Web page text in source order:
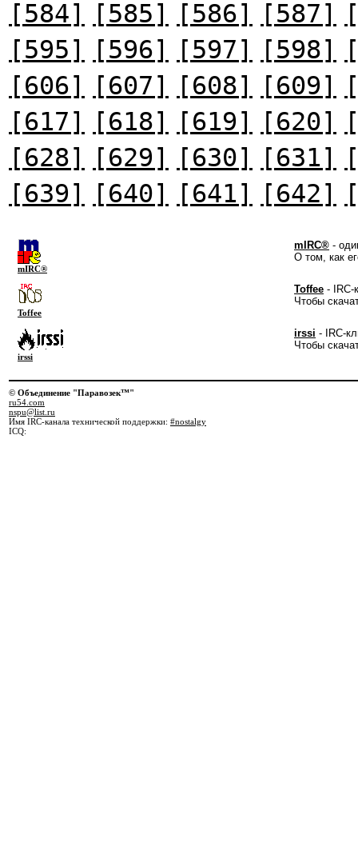
[584] [585] [586] [587]
[595]
[596] [597] [598]
[606]
[607] [608] [609]
[617]
[618] [619] [620]
[628]
[629] [630] [631]
[639]
[640] [641] [642]
mIRC®
mIRC® -
О том, как
Toffee
Toffee - IRC-
Чтобы
irssi
irssi - IRC-
Чтобы
© Объединение "Паравозек™"
ru54.com
nspu@list.ru
Имя IRC-канала технической поддержки: #nostalgy
ICQ: